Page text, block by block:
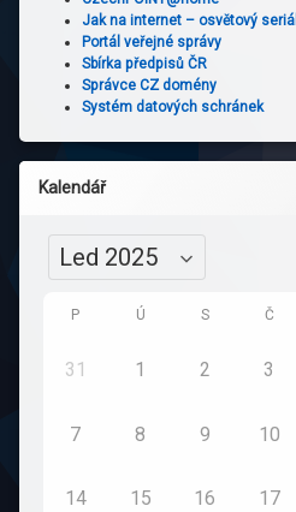
Jak na internet – osvětový seriál
Portál veřejné správy
Sbírka předpisů ČR
Správce CZ domény
Systém datových schránek
Kalendář
P Ú S Č
31 1 2 3
7 8 9 10
14 15 16 17